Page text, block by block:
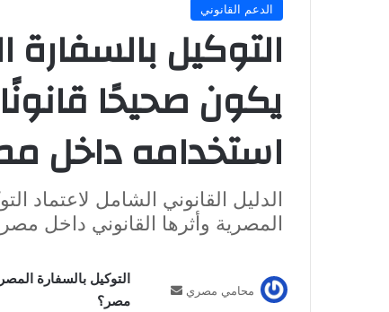
الدعم القانوني
التوكيل بالسفارة
يكون صحيحًا
استخدامه داخل
الدليل القانوني الشامل لاعتماد
المصرية وأثرها القانوني داخل مصر
التوكيل بالسفارة
مصر؟
محامي مصري